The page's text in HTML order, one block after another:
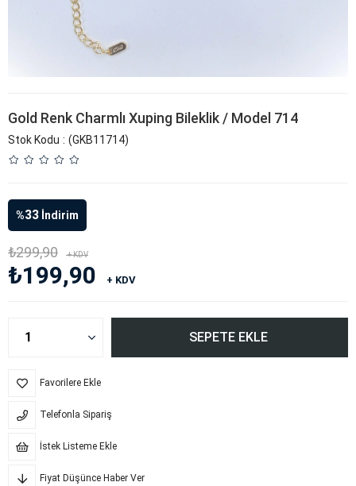
Gold Renk Charmlı Xuping Bileklik / Model 714
Stok Kodu (GKB11714)
%33 İndirim
₺299,90 + KDV
₺199,90 + KDV
Favorilere Ekle
Telefonla Sipariş
İstek Listeme Ekle
Fiyat Düşünce Haber Ver